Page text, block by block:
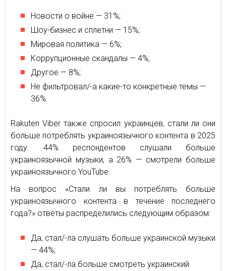
Новости о войне — 31%;
Шоу-бизнес и сплетни — 15%;
Мировая политика — 6%;
Коррупционные скандалы — 4%;
Другое — 8%;
Не фильтровал/-а какие-то конкретные темы —
36%.
Rakuten Viber также спросил украинцев, стали ли они
больше потреблять украиноязычного контента в 2025
году. 44% респондентов слушали больше
украиноязычной музыки, а 26% — смотрели больше
украиноязычного YouTube.
На вопрос «Стали ли вы потреблять больше
украиноязычного контента в течение последнего
года?» ответы распределились следующим образом:
Да, стал/-ла слушать больше украинской музыки
— 44%;
Да, стал/-ла больше смотреть украинский